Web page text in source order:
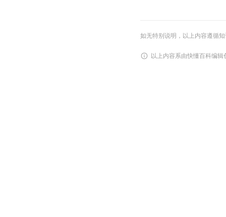
如无特别说明，以上内容遵循
以上内容系由快懂百科编